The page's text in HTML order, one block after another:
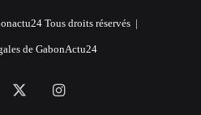
Tous droits réservés |
de GabonActu24
Instagram